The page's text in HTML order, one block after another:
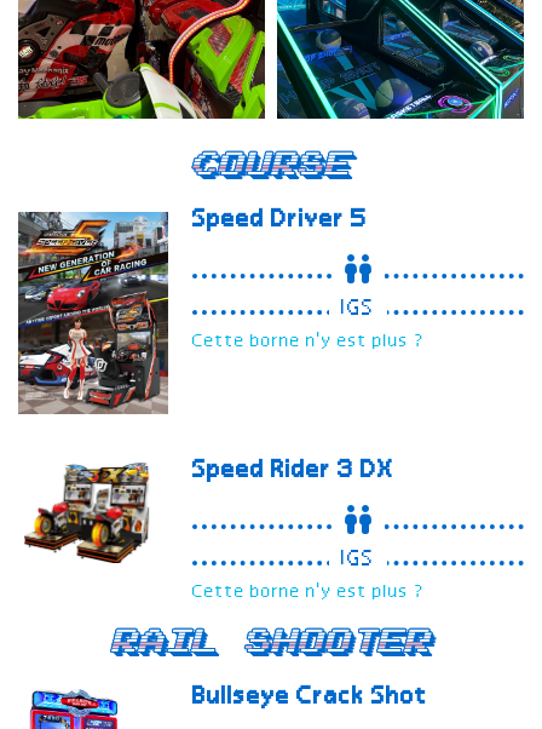
Course
Speed Driver 5
IGS
Cette borne n'y est plus ?
Speed Rider 3DX
IGS
Cette borne n'y est plus ?
Rail Shooter
Bullseye Crack Shot